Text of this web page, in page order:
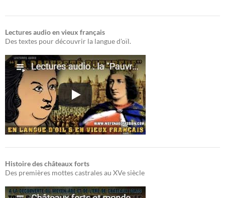
Lectures audio en vieux français
Des textes pour découvrir la langue d'oïl.
Histoire des châteaux forts
Des premières mottes castrales au XVe siècle